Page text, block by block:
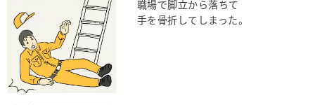
職場で脚立から落ちて
手を骨折してしまった。